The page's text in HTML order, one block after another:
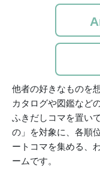
他者の好きなものを
カタログや図鑑など
ふきだしコマを置い
の」を対象に、各順
ートコマを集める、
ームです。